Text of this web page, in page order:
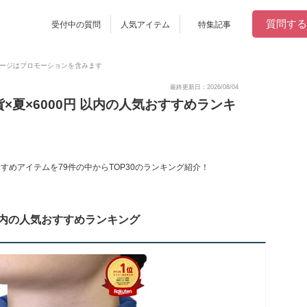
受付中の質問 人気アイテム 特集記事 質問する
ジはプロモーションを含みます
最終更新日：2026/08/04
夏×6000円 以内の人気おすすめランキ
めアイテムを79件の中からTOP30のランキング紹介！
の人気おすすめランキング